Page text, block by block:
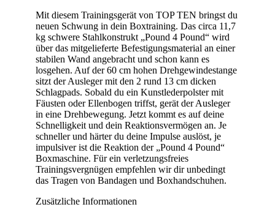
Mit diesem Trainingsgerät von TOP TEN bringst du
neuen Schwung in dein Boxtraining. Das circa 11,7
kg schwere Stahlkonstrukt „Pound 4 Pound“ wird
über das mitgelieferte Befestigungsmaterial an einer
stabilen Wand angebracht und schon kann es
losgehen. Auf der 60 cm hohen Drehgewindestange
sitzt der Ausleger mit den 2 rund 13 cm dicken
Schlagpads. Sobald du ein Kunstlederpolster mit
Fäusten oder Ellenbogen triffst, gerät der Ausleger
in eine Drehbewegung. Jetzt kommt es auf deine
Schnelligkeit und dein Reaktionsvermögen an. Je
schneller und härter du deine Impulse auslöst, je
impulsiver ist die Reaktion der „Pound 4 Pound“
Boxmaschine. Für ein verletzungsfreies
Trainingsvergnügen empfehlen wir dir unbedingt
das Tragen von Bandagen und Boxhandschuhen.
Zusätzliche Informationen